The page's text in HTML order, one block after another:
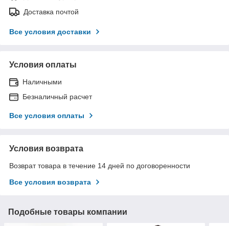
Доставка почтой
Все условия доставки
Условия оплаты
Наличными
Безналичный расчет
Все условия оплаты
Условия возврата
Возврат товара в течение 14 дней по договоренности
Все условия возврата
Подобные товары компании